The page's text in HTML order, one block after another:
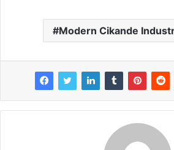
Modern Cikande